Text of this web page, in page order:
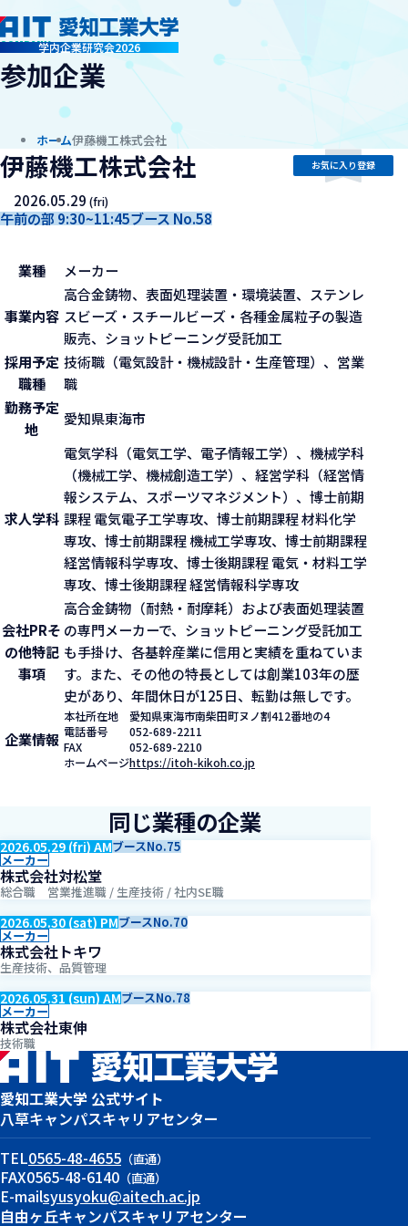
学内企業研究会2026
company
参加企業
ホーム伊藤機工株式会社
伊藤機工株式会社
2026.05.29(fri)
午前の部 9:30~11:45ブース No.58
お気に入り登録
業種 メーカー
事業内容
高合金鋳物、表面処理装置・環境装置、ステンレ
スビーズ・スチールビーズ・各種金属粒子の製造
販売、ショットピーニング受託加工
採用予定
職種
技術職（電気設計・機械設計・生産管理）、営業
職
勤務予定
地
愛知県東海市
求人学科
電気学科（電気工学、電子情報工学）、機械学科
（機械工学、機械創造工学）、経営学科（経営情
報システム、スポーツマネジメント）、博士前期
課程 電気電子工学専攻、博士前期課程 材料化学
専攻、博士前期課程 機械工学専攻、博士前期課程
経営情報科学専攻、博士後期課程 電気・材料工学
専攻、博士後期課程 経営情報科学専攻
会社PRそ
の他特記
事項
高合金鋳物（耐熱・耐摩耗）および表面処理装置
の専門メーカーで、ショットピーニング受託加工
も手掛け、各基幹産業に信用と実績を重ねていま
す。また、その他の特長としては創業103年の歴
史があり、年間休日が125日、転勤は無しです。
企業情報
本社所在地
愛知県東海市南柴田町ヌノ割412番地の4
電話番号
052-689-2211
FAX
052-689-2210
ホームページhttps://itoh-kikoh.co.jp
同じ業種の企業
2026.05.29 (fri) AMブースNo.75
メーカー
株式会社対松堂
総合職 営業推進職 / 生産技術 / 社内SE職
2026.05.30 (sat) PMブースNo.70
メーカー
株式会社トキワ
生産技術、品質管理
2026.05.31 (sun) AMブースNo.78
メーカー
株式会社東伸
技術職
愛知工業大学 公式サイト
八草キャンパスキャリアセンター
TEL0565-48-4655 （直通）
FAX0565-48-6140 （直通）
E-mailsyusyoku@aitech.ac.jp
自由ヶ丘キャンパスキャリアセンター